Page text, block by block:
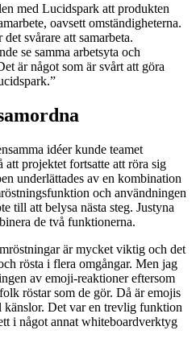
med Lucidspark att produkten
oavsett omständigheterna.
svårare att samarbeta.
se samma arbetsyta och
är något som är svårt att göra
idéer kunde teamet
att projektet fortsatte att röra sig
underlättades av en kombination
och användningen
till att belysa nästa steg. Justyna
de två funktionerna.
är mycket viktig och det
rösta i flera omgångar. Men jag
av emoji-reaktioner eftersom
röstar som de gör. Då är emojis
känslor. Det var en trevlig funktion
i något annat whiteboardverktyg